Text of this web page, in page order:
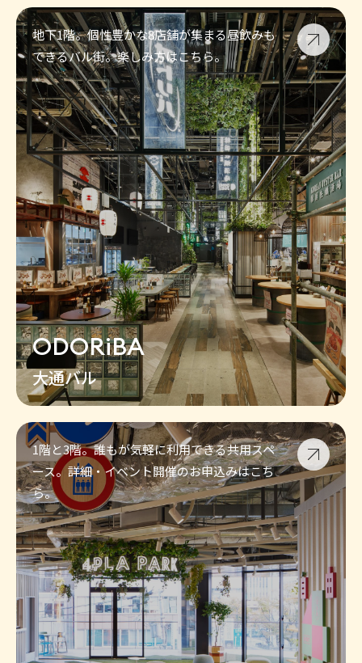
ODORiBA
大通バル
地下1階。個性豊かな8店舗が集まる昼飲みも
できるバル街。楽しみ方はこちら。
1階と3階。誰もが気軽に利用できる共用スペ
ース。詳細・イベント開催のお申込みはこち
ら。